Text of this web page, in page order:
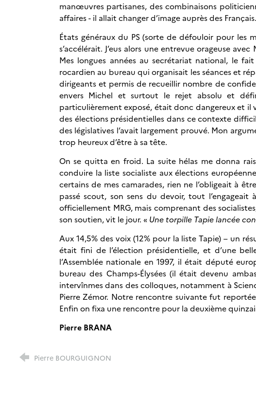
manœuvres partisanes, des combinaisons
affaires - il allait changer d’image auprès des
États généraux du PS (sorte de défouloir pour
s’accélérait. J’eus alors une entrevue orageuse
Mes longues années au secrétariat national, le
rocardien au bureau qui organisait les séances et
dirigeants et permis de recueillir nombre de
envers Michel et surtout le rejet absolu et
particulièrement exposé, était donc dangereux et il
des élections présidentielles dans ce contexte
des législatives l’avait largement prouvé. Mon
trop heureux d’être à sa tête.
On se quitta en froid. La suite hélas me donna
conduire la liste socialiste aux élections
certains de mes camarades, rien ne l’obligeait à
passé scout, son sens du devoir, tout
officiellement MRG, mais comprenant des
son soutien, vit le jour. «Une torpille Tapie lancée
Aux 14,5% des voix (12% pour la liste Tapie) – un
était fini de l’élection présidentielle, et d’une
l’Assemblée nationale en 1997, il était député
bureau des Champs-Élysées (il était devenu
intervînmes dans des colloques, notamment à
Pierre Zémor. Notre rencontre suivante fut
Enfin on fixa une rencontre pour la deuxième
Pierre BRANA
Pierre BOURGUIGNON